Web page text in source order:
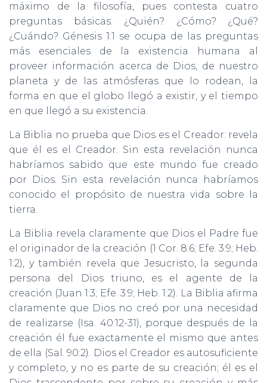
máximo de la filosofía, pues contesta cuatro
preguntas básicas: ¿Quién? ¿Cómo? ¿Qué?
¿Cuándo? Génesis 1:1 se ocupa de las preguntas
más esenciales de la existencia humana al
proveer información acerca de Dios, de nuestro
planeta y de las atmósferas que lo rodean, la
forma en que el globo llegó a existir, y el tiempo
en que llegó a su existencia.
La Biblia no prueba que Dios es el Creador: revela
que él es el Creador. Sin esta revelación nunca
habríamos sabido que este mundo fue creado
por Dios. Sin esta revelación nunca habríamos
conocido el propósito de nuestra vida sobre la
tierra.
La Biblia revela claramente que Dios el Padre fue
el originador de la creación (1 Cor. 8:6; Efe. 3:9; Heb.
1:2), y también revela que Jesucristo, la segunda
persona del Dios triuno, es el agente de la
creación (Juan 1:3; Efe. 3:9; Heb. 1:2). La Biblia afirma
claramente que Dios no creó por una necesidad
de realizarse (Isa. 40:12-31), porque después de la
creación él fue exactamente el mismo que antes
de ella (Sal. 90:2). Dios el Creador es autosuficiente
y completo, y no es parte de su creación; él es el